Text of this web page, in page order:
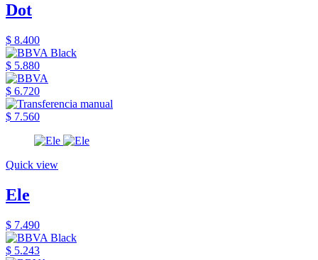
Dot
$ 8.400
$ 5.880
$ 6.720
$ 7.560
Quick view
Ele
$ 7.490
$ 5.243